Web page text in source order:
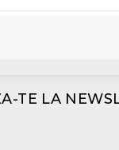
TE LA